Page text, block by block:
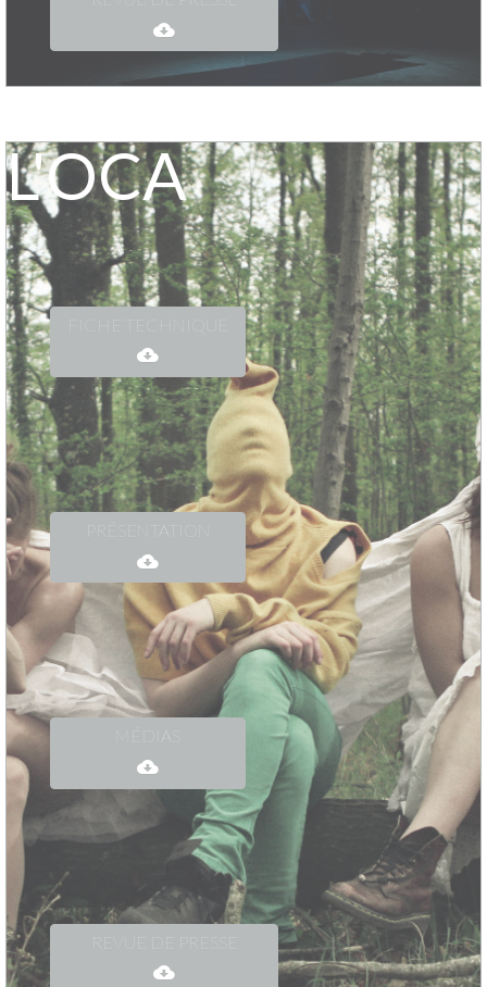
L'OCA
FICHE TECHNIQUE
PRÉSENTATION
MÉDIAS